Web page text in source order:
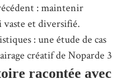
: maintenir
vaste et diversifié.
racontée avec